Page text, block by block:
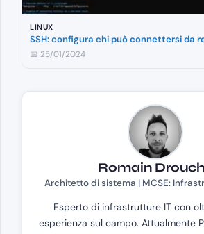
LINUX
SSH: configura chi può connettersi da
📅 25/01/2024
Romain
Architetto di sistema | MCSE:
Esperto di infrastrutture IT con
esperienza sul campo. Attualmente